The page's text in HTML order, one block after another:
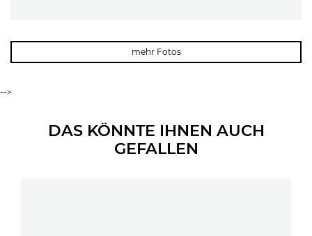
mehr Fotos
-->
DAS KÖNNTE IHNEN AUCH
GEFALLEN